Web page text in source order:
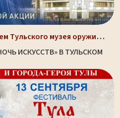
Здание – шлем Тульского музея оружия (ул. Октябрьс...
ИСКУССТВ» В ТУЛЬСКОМ